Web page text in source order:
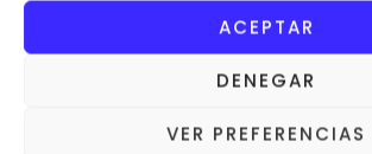
ACEPTAR
DENEGAR
VER PREFERENCIAS
Bolsas